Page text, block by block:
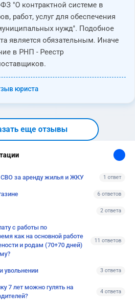
"О контрактной системе в
работ, услуг для обеспечения
нужд". Подобное
является обязательным. Иначе
в РНП - Реестр
юриста
еще отзывы
за аренду жилья и ЖКУ 1 ответ
6 ответов
2 ответа
с работы по
как на основной работе
и родам (70+70 дней)
11 ответов
увольнении 3 ответа
7 лет можно гулять на
4 ответа